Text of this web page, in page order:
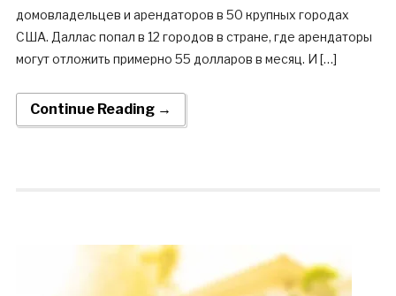
домовладельцев и арендаторов в 50 крупных городах
США. Даллас попал в 12 городов в стране, где арендаторы
могут отложить примерно 55 долларов в месяц. И […]
Continue Reading →